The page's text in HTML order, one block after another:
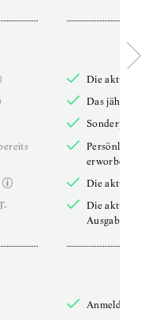
Die aktuelle
Das jährliche
Persönliches
erworbenen
Die aktuelle
Die aktuelle
Ausgabe
Anmelden